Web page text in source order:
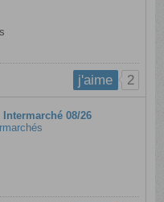
j'aime 2
Intermarché 08/26